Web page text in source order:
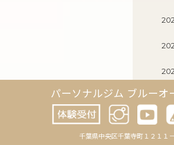
パーソナルジム ブルーオ
千葉県中央区千葉寺町１２１１